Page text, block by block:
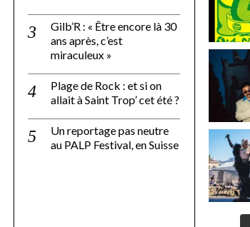
Gilb’R : « Être encore là 30
ans après, c’est
miraculeux »
Plage de Rock : et si on
allait à Saint Trop’ cet été ?
Un reportage pas neutre
au PALP Festival, en Suisse